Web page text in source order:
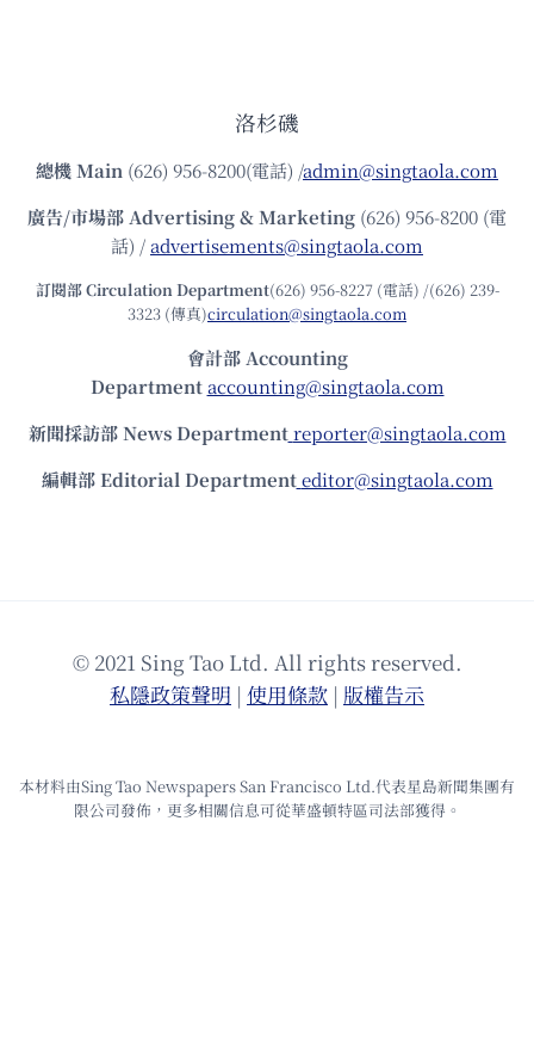
洛杉磯
總機Main (626) 956-8200(電話) /admin@singtaola.com
廣告/市場部Advertising & Marketing (626) 956-8200 (電
話) /advertisements@singtaola.com
訂閱部 Circulation Department(626) 956-8227 (電話) /(626) 239-
3323 (傳真)circulation@singtaola.com
會計部 Accounting
Department accounting@singtaola.com
新聞採訪部 News Department reporter@singtaola.com
編輯部 Editorial Department editor@singtaola.com
© 2021 Sing Tao Ltd. All rights reserved.
私隱政策聲明 | 使⽤條款 | 版權告⽰
本材料由Sing Tao Newspapers San Francisco Ltd.代表星島新聞集團有
限公司發佈，更多相關信息可從華盛頓特區司法部獲得。